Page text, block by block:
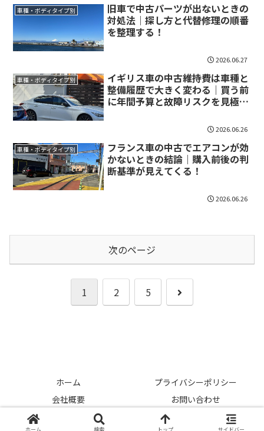
車種・ボディタイプ別
旧車で中古パーツが出ないときの
対処法｜探し方と代替修理の順番
を整理する！
2026.06.27
車種・ボディタイプ別
イギリス車の中古維持費は車種と
整備履歴で大きく変わる｜買う前
に年間予算と故障リスクを見極め
2026.06.26
車種・ボディタイプ別
フランス車の中古でエアコンが効
かないときの結論｜購入前後の判
断基準が見えてくる！
2026.06.26
次のページ
1 2 5
次
ホーム
プライバシーポリシー
会社概要
お問い合わせ
© 2026 中古車ライフハック.